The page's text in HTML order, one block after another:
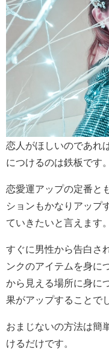
恋人がほしいのであれ
につけるのは鉄板です。
恋愛運アップの定番と
ションもかなりアップ
ていきたいと言えます。
すぐに男性から告白さ
ンクのアイテムを身に
から見える場所に身に
果がアップすることで
おまじないの方法は簡
けるだけです。